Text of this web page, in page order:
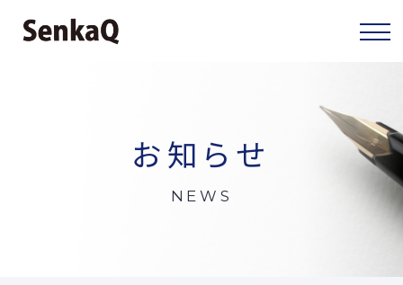
お知らせ
NEWS